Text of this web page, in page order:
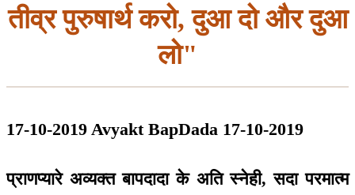
तीव्र पुरुषार्थ करो, दुआ दो और दुआ
लो"
17-10-2019 Avyakt BapDada 17-10-2019
प्राणप्यारे अव्यक्त बापदादा के अति स्नेही, सदा परमात्म